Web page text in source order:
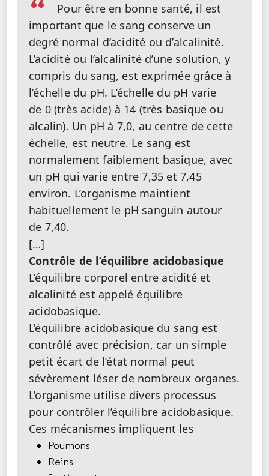
Pour être en bonne santé, il est
important que le sang conserve un
degré normal d’acidité ou d’alcalinité.
L’acidité ou l’alcalinité d’une solution, y
compris du sang, est exprimée grâce à
l’échelle du pH. L’échelle du pH varie
de 0 (très acide) à 14 (très basique ou
alcalin). Un pH à 7,0, au centre de cette
échelle, est neutre. Le sang est
normalement faiblement basique, avec
un pH qui varie entre 7,35 et 7,45
environ. L’organisme maintient
habituellement le pH sanguin autour
de 7,40.
[…]
Contrôle de l’équilibre acidobasique
L’équilibre corporel entre acidité et
alcalinité est appelé équilibre
acidobasique.
L’équilibre acidobasique du sang est
contrôlé avec précision, car un simple
petit écart de l’état normal peut
sévèrement léser de nombreux organes.
L’organisme utilise divers processus
pour contrôler l’équilibre acidobasique.
Ces mécanismes impliquent les
Poumons
Reins